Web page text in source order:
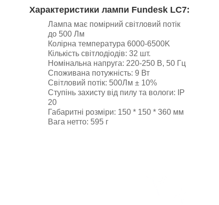
Характеристики лампи Fundesk LC7:
Лампа має помірний світловий потік
до 500 Лм
Колірна температура 6000-6500K
Кількість світлодіодів: 32 шт.
Номінальна напруга: 220-250 В, 50 Гц
Споживана потужність: 9 Вт
Світловий потік: 500Лм ± 10%
Ступінь захисту від пилу та вологи: IP
20
Габаритні розміри: 150 * 150 * 360 мм
Вага нетто: 595 г